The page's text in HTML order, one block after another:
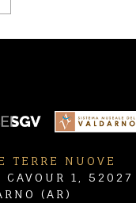
TERRE NUOVE
CAVOUR 1, 52027
(AR)